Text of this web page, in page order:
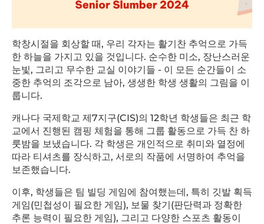
학창시절을 회상할 때, 우리 각자는 활기찬 추억으로 가득
한 하늘을 가지고 있을 것입니다. 순수한 미소, 장난스러운
눈빛, 그리고 무수한 교실 이야기들 - 이 모든 순간들이 소
중한 추억의 조각으로 남아, 생생한 학생 생활의 그림을 이
룹니다.
캐나다 국제학교 제7지구(CIS)의 12학년 학생들은 최근 학
교에서 진행된 캠핑 체험을 통해 그룹 활동으로 가득 찬 하
룻밤을 보냈습니다. 각 학생은 개인적으로 취미와 열정에
따라 티셔츠를 장식하고, 서로의 작품에 서명하여 추억을
보존했습니다.
이후, 학생들은 팀 빌딩 게임에 참여했는데, 특히 깃발 획득
게임(민첩성이 필요한 게임), 보물 찾기(판단력과 정확한
추론 능력이 필요한 게임), 그리고 다양한 스포츠 활동이